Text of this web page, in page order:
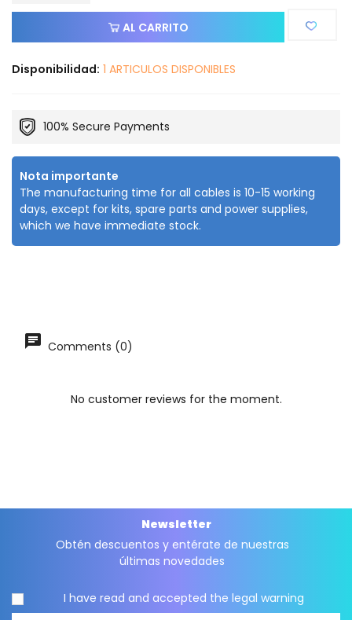
AL CARRITO
Disponibilidad: 1 ARTICULOS DISPONIBLES
100% Secure Payments
Nota importante
The manufacturing time for all cables is 10-15 working
days, except for kits, spare parts and power supplies,
which we have immediate stock.
Comments (0)
No customer reviews for the moment.
Newsletter
Obtén descuentos y entérate de nuestras
últimas novedades
I have read and accepted the legal warning